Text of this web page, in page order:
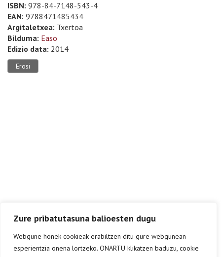
Zure pribatutasuna balioesten dugu
Webgune honek cookieak erabiltzen ditu gure webgunean
esperientzia onena lortzeko. ONARTU klikatzen baduzu, cookie
ISBN: 978-84-7148-543-4
EAN: 9788471485434
Argitaletxea: Txertoa
Bilduma: Easo
Edizio data: 2014
Erosi